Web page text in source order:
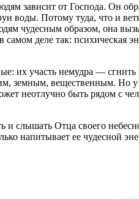
зависит от Господа. Он
воды. Потому туда, что и
чудесным образом, она
деле так: психическая
их участь немудра — сгнить
вещественным. Но у
неотлучно быть рядом
слышать Отца своего
напитывает ее чудесной